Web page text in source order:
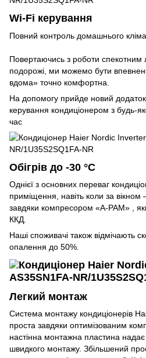
Wi-Fi керування
Повний контроль домашнього
Повертаючись з роботи спекотним
подорожі, ми можемо бути
вдома» точно комфортна.
На допомогу прийде новий
керування кондиціонером з будь-
час
Обігрів до -30 °C
Однієї з основних переваг
приміщення, навіть коли за вікном
завдяки компресором «A-PAM» ,
ККД.
Наші споживачі також відмічають
опалення до 50%.
Легкий монтаж
Система монтажу кондиціонерів
проста завдяки оптимізованим
настінна монтажна пластина
швидкого монтажу. Збільшений